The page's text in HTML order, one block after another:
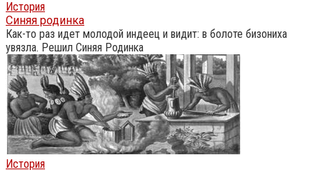
История
Синяя родинка
Как-то раз идет молодой индеец и видит: в болоте бизониха
увязла. Решил Синяя Родинка
История